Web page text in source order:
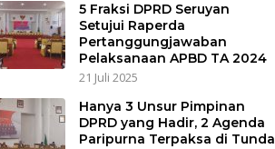
5 Fraksi DPRD Seruyan
Setujui Raperda
Pertanggungjawaban
Pelaksanaan APBD TA 2024
21 Juli 2025
Hanya 3 Unsur Pimpinan
DPRD yang Hadir, 2 Agenda
Paripurna Terpaksa di Tunda